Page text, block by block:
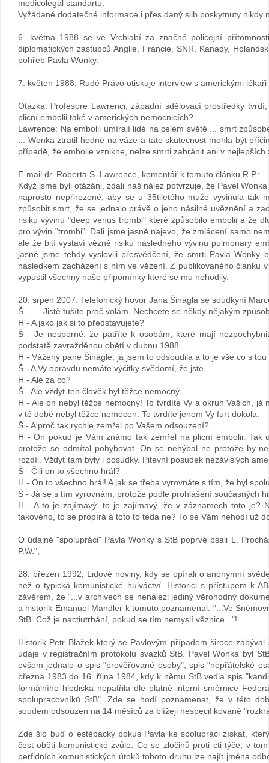
medicolegal standartu.
Vyžádané dodatečné informace i přes daný slib poskytnuty nikdy
6. května 1988 se ve Vrchlabí za značné policejní
diplomatických zástupců Anglie, Francie, SNR, Kanady,
pohřeb Pavla Wonky.
7. květen 1988. Rudé Právo otiskuje interview s americkými
Otázka: Profesore Lawrenci, západní sdělovací prostředky
plicní embolii také v amerických nemocnicích?
Lawrence: Na embolii umírají lidé na celém světě ... smrt
... Wonka ztratil hodně na váze a tato skutečnost mohla být
případě, že embolie vznikne, nelze smrti zabránit ani v
E-mail dr. Roberta S. Lawrence, komentář k tomuto článku R.P.:
Když jsme byli otázáni, zdali náš nález potvrzuje, že Pavel
naprosto nepřirozené, aby se u 35tiletého muže vyvinula tak
způsobit smrt, že se jednalo právě o jeho násilné uvěznění a
risiku vývinu "deep venus trombi" které způsobilo embolii a že
pro vývin "trombi". Dali jsme jasně najevo, že zmlácení samo
ale že bití vystaví vězně risiku následného vývinu pulmonary
jasně jsme tehdy vyslovili přesvědčení, že smrti Pavla
následkem zacházení s ním ve vězení. Z publikovaného článku
vypustil všechny naše připomínky které se mu nehodily.
20. srpen 2007. Telefonický hovor Jana Šinágla se soudkyní
Š - .... Jistě tušíte proč volám. Nechcete se někdy nějakým
H - A jako jak si to představujete?
Š - Je nesporné, že patříte k osobám, které mají
podstatě zavražděnou obětí v dubnu 1988.
H - Vážený pane Šinágle, já jsem to odsoudila a to je vše co s
Š - A Vy opravdu nemáte výčitky svědomí, že jste…
H - Ale za co?
Š - Ale vždyť ten člověk byl těžce nemocný…
H - Ale on nebyl těžce nemocný! To tvrdíte Vy a okruh Vašich,
v té době nebyl těžce nemocen. To tvrdíte jenom Vy furt dokola.
Š - A proč tak rychle zemřel po Vašem odsouzení?
H - On pokud je Vám známo tak zemřel na plicní embolii.
protože se odmítal pohybovat. On se nehýbal ne protože by
rozdíl. Vždyť tam byly i posudky. Pitevní posudek nezávislých
Š - Čili on to všechno hrál?
H - On to všechno hrál! A jak se třeba vyrovnáte s tím, že byl
Š - Já se s tím vyrovnám, protože podle prohlášení současných
H - A to je zajímavý, to je zajímavý, že v záznamech toto je?
takového, to se propírá a toto to teda ne? To se Vám nehodí už
O údajné "spolupráci" Pavla Wonky s StB poprvé psali L.
P.W.",
28. březen 1992, Lidové noviny, kdy se opírali o anonymní
než o typická komunistické hulváctví. Historici s přístupem k
závěrem, že "...v archivech se nenalezl jediný věrohodný
a historik Emanuel Mandler k tomuto poznamenal: "...Ve
StB. Což je nactiutrhání, pokud se tím nemyslí věznice..."!
Historik Petr Blažek který se Pavlovým případem široce
údaje v registračním protokolu svazků StB. Pavel Wonka byl
ovšem jednalo o spis "prověřované osoby", spis "nepřátelské
března 1983 do 16. října 1984, kdy k němu StB vedla spis
formálního hlediska nepatřila dle platné interní směrnice
spolupracovníků StB". Zde se hodí poznamenat, že v této
soudem odsouzen na 14 měsíců za blížeji nespecifikované
Zde šlo buď o estébácký pokus Pavla ke spolupráci získat,
čest oběti komunistické zvůle. Co se zločinů proti cti týče, v
perfidních komunistických útoků tohoto druhu lze najít jména